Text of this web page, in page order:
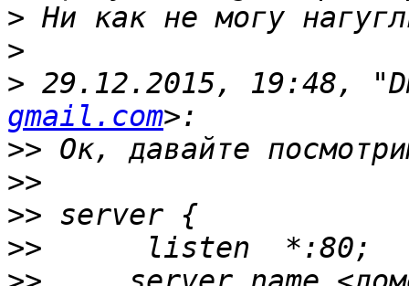
>
>
> 29.12.2015, 19:48,
gmail.com
>>
>>
>>
>>